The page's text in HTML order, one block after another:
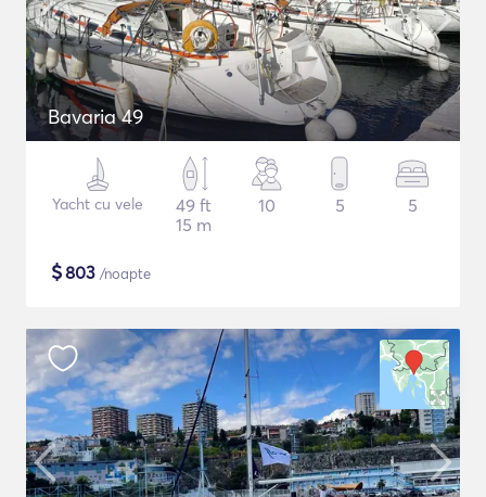
Bavaria 49
Yacht cu vele
49 ft
15 m
10 5 5
$803 /noapte